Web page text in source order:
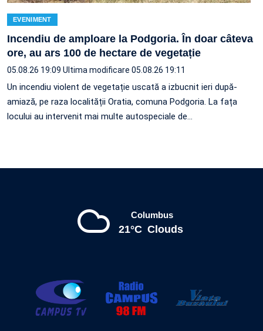
EVENIMENT
Incendiu de amploare la Podgoria. În doar câteva
ore, au ars 100 de hectare de vegetație
05.08.26 19:09 Ultima modificare 05.08.26 19:11
Un incendiu violent de vegetație uscată a izbucnit ieri după-
amiază, pe raza localității Oratia, comuna Podgoria. La fața
locului au intervenit mai multe autospeciale de…
Columbus
21°C Clouds